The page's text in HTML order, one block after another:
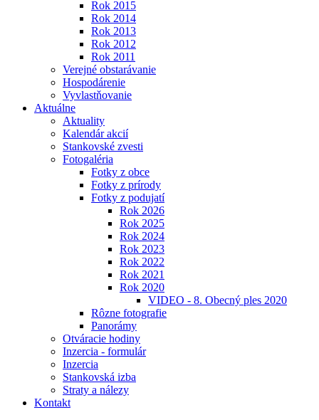
Rok 2015
Rok 2014
Rok 2013
Rok 2012
Rok 2011
Verejné obstarávanie
Hospodárenie
Vyvlastňovanie
Aktuálne
Aktuality
Kalendár akcií
Stankovské zvesti
Fotogaléria
Fotky z obce
Fotky z prírody
Fotky z podujatí
Rok 2026
Rok 2025
Rok 2024
Rok 2023
Rok 2022
Rok 2021
Rok 2020
VIDEO - 8. Obecný ples 2020
Rôzne fotografie
Panorámy
Otváracie hodiny
Inzercia - formulár
Inzercia
Stankovská izba
Straty a nálezy
Kontakt